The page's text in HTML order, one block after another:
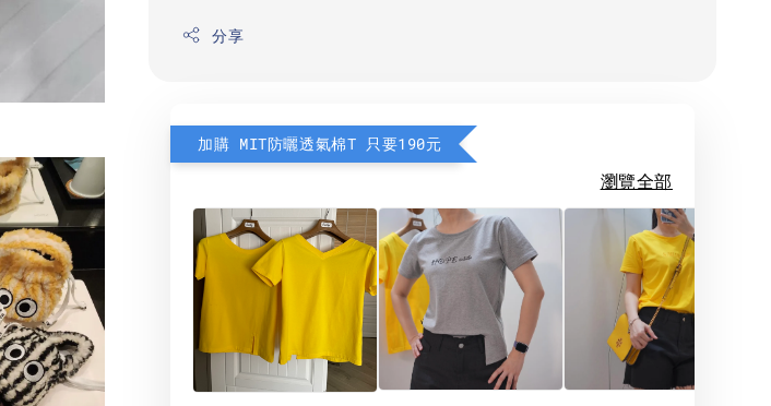
分享
加購 MIT防曬透氣棉T 只要190元
瀏覽全部